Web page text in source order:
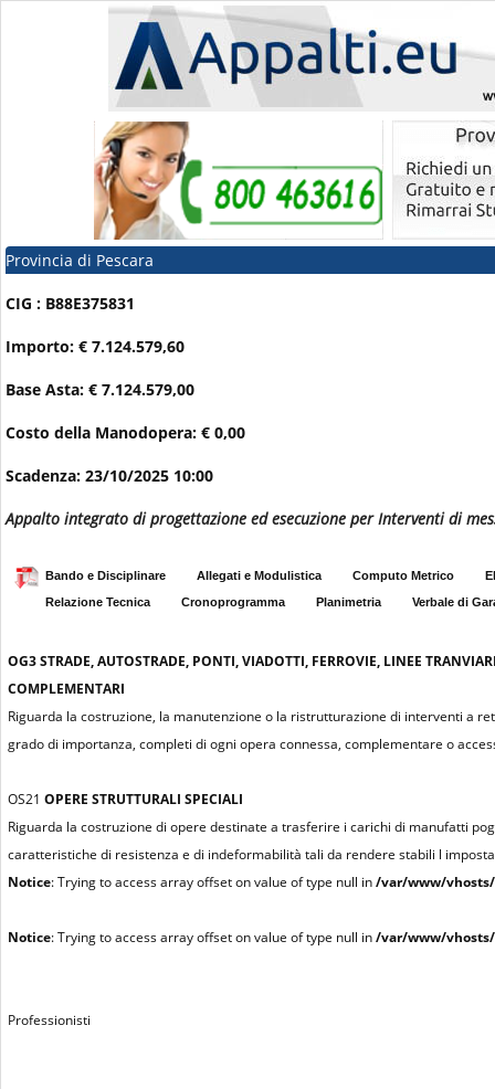
Provincia di Pescara
CIG : B88E375831
Importo: € 7.124.579,60
Base Asta: € 7.124.579,00
Costo della Manodopera: € 0,00
Scadenza: 23/10/2025 10:00
Appalto integrato di progettazione ed esecuzione per Interventi di
Bando e Disciplinare Allegati e Modulistica Computo Metrico
Relazione Tecnica
Cronoprogramma Planimetria Verbale di
OG3STRADE, AUTOSTRADE, PONTI, VIADOTTI, FERROVIE, LINEE
COMPLEMENTARI
Riguarda la costruzione, la manutenzione o la ristrutturazione di interventi a
grado di importanza, completi di ogni opera connessa, complementare o
OS21 OPERE STRUTTURALI SPECIALI
Riguarda la costruzione di opere destinate a trasferire i carichi di manufatti
caratteristiche di resistenza e di indeformabilità tali da rendere stabili l
Notice: Trying to access array offset on value of type null in/var/www/
Notice: Trying to access array offset on value of type null in/var/www/
Professionisti